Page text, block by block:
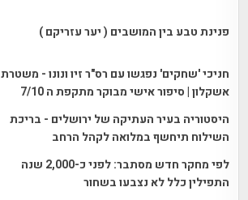
פנינת טבע בין המושבים ( יער עזריקם )
חניכי 'שחקים' נפגשו עם רס"ר זיו ונונו - משטרת
אשקלון | סיפור אישי מבוקר מתקפת ה 7/10
היסטוריה בעיר העתיקה של ירושלים - בריכת
השילוח תיחשף במלואה לקהל הרחב
לפי מחקר חדש מסתבר: לפני כ-2,000 שנה
התפילין כלל לא נצבעו בשחור